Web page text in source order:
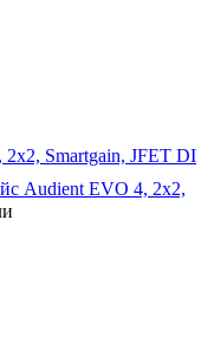
Smartgain, JFET DI
Audient EVO 4, 2x2,